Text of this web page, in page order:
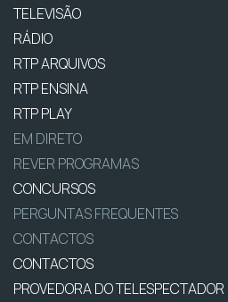
TELEVISÃO
RÁDIO
RTP ARQUIVOS
RTP ENSINA
RTP PLAY
EM DIRETO
REVER PROGRAMAS
CONCURSOS
PERGUNTAS FREQUENTES
CONTACTOS
CONTACTOS
PROVEDORA DO TELESPECTADOR